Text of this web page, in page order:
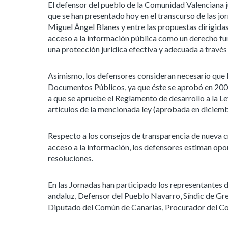
El defensor del pueblo de la Comunidad
que se han presentado hoy en el transcurso de las
Miguel Ángel Blanes y entre las propuestas
acceso a la información pública como un derecho
una protección jurídica efectiva y adecuada a
Asimismo, los defensores consideran necesario
Documentos Públicos, ya que éste se aprobó en
a que se apruebe el Reglamento de desarrollo a la
artículos de la mencionada ley (aprobada en
Respecto a los consejos de transparencia de
acceso a la información, los defensores estiman
resoluciones.
En las Jornadas han participado los
andaluz, Defensor del Pueblo Navarro, Síndic de
Diputado del Común de Canarias, Procurador del